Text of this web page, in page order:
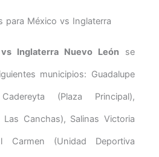
para México vs Inglaterra
Inglaterra Nuevo León se
municipios: Guadalupe
(Plaza Principal),
Las Canchas), Salinas Victoria
Carmen (Unidad Deportiva